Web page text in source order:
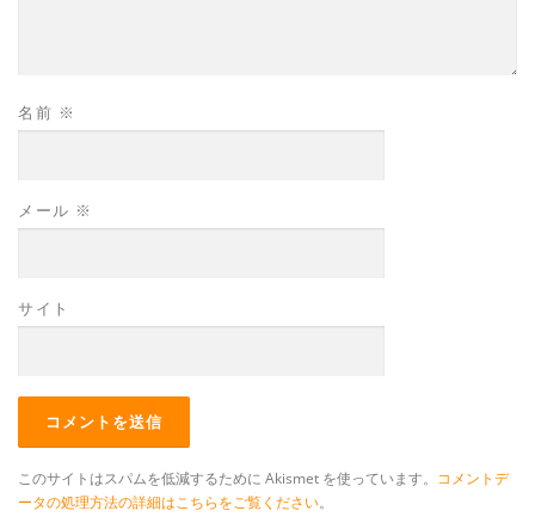
名前 ※
メール ※
サイト
このサイトはスパムを低減するために Akismet を使っています。 コメントデ
ータの処理方法の詳細はこちらをご覧ください。